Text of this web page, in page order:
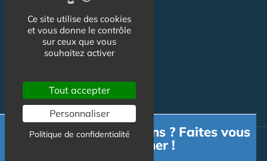
Seniorissimmo.com
Emploi-formation-sante.com
Aidant.info
Co-Living & Co-Working
© Australis 2026 - Tous droits réservés. //
Besoin d'informations ? Faites vous
accompagner !
Ce site utilise des cookies
et vous donne le contrôle
sur ceux que vous
souhaitez activer
Tout accepter
Personnaliser
Politique de confidentialité